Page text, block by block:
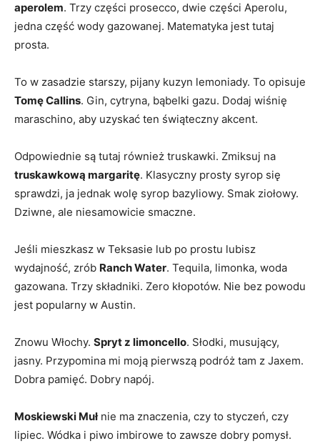
aperolem. Trzy części prosecco, dwie części Aperolu,
jedna część wody gazowanej. Matematyka jest tutaj
prosta.
To w zasadzie starszy, pijany kuzyn lemoniady. To opisuje
Tomę Callins. Gin, cytryna, bąbelki gazu. Dodaj wiśnię
maraschino, aby uzyskać ten świąteczny akcent.
Odpowiednie są tutaj również truskawki. Zmiksuj na
truskawkową margaritę. Klasyczny prosty syrop się
sprawdzi, ja jednak wolę syrop bazyliowy. Smak ziołowy.
Dziwne, ale niesamowicie smaczne.
Jeśli mieszkasz w Teksasie lub po prostu lubisz
wydajność, zrób Ranch Water. Tequila, limonka, woda
gazowana. Trzy składniki. Zero kłopotów. Nie bez powodu
jest popularny w Austin.
Znowu Włochy. Spryt z limoncello. Słodki, musujący,
jasny. Przypomina mi moją pierwszą podróż tam z Jaxem.
Dobra pamięć. Dobry napój.
Moskiewski Mułnie ma znaczenia, czy to styczeń, czy
lipiec. Wódka i piwo imbirowe to zawsze dobry pomysł.